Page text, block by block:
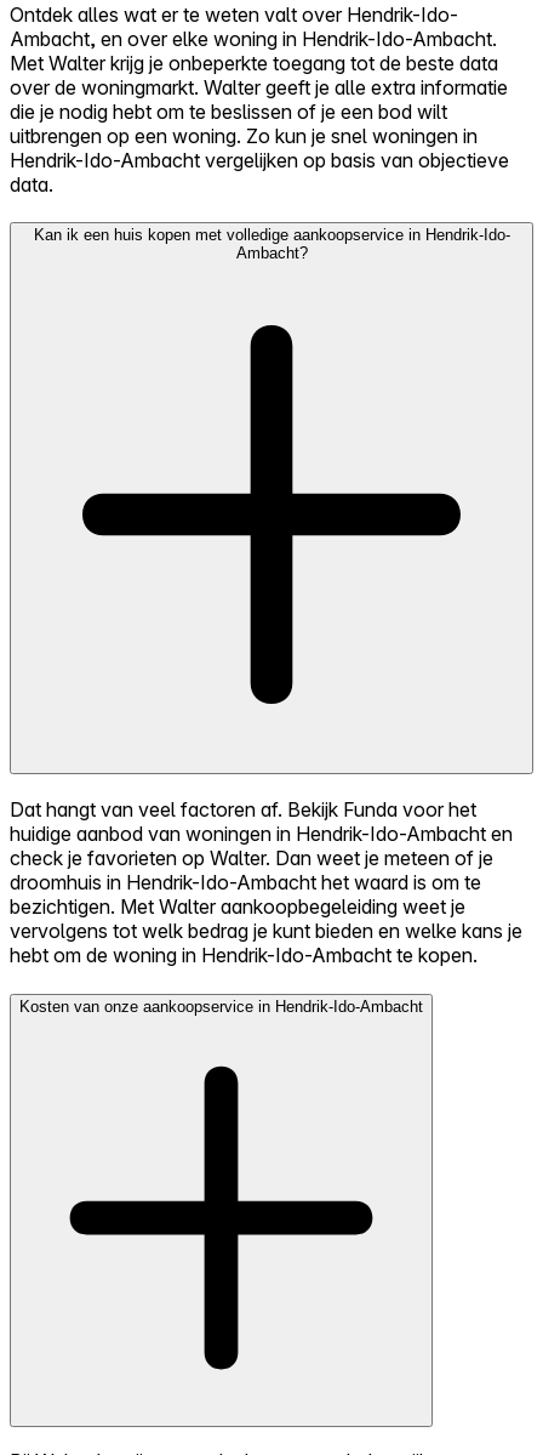
Ontdek alles wat er te weten valt over Hendrik-Ido-
Ambacht, en over elke woning in Hendrik-Ido-Ambacht.
Met Walter krijg je onbeperkte toegang tot de beste data
over de woningmarkt. Walter geeft je alle extra informatie
die je nodig hebt om te beslissen of je een bod wilt
uitbrengen op een woning. Zo kun je snel woningen in
Hendrik-Ido-Ambacht vergelijken op basis van objectieve
data.
Kan ik een huis kopen met volledige aankoopservice in Hendrik-Ido-
Ambacht?
Dat hangt van veel factoren af. Bekijk Funda voor het
huidige aanbod van woningen in Hendrik-Ido-Ambacht en
check je favorieten op Walter. Dan weet je meteen of je
droomhuis in Hendrik-Ido-Ambacht het waard is om te
bezichtigen. Met Walter aankoopbegeleiding weet je
vervolgens tot welk bedrag je kunt bieden en welke kans je
hebt om de woning in Hendrik-Ido-Ambacht te kopen.
Kosten van onze aankoopservice in Hendrik-Ido-Ambacht